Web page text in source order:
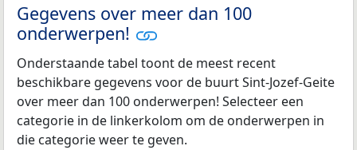
Gegevens over meer dan 100
onderwerpen!
Onderstaande tabel toont de meest recent
beschikbare gegevens voor de buurt Sint-Jozef-Geite
over meer dan 100 onderwerpen! Selecteer een
categorie in de linkerkolom om de onderwerpen in
die categorie weer te geven.